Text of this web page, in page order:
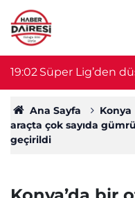
19:02 Süper Lig’den
birden aldı
Ana Sayfa Konya
araçta çok sayıda
geçirildi